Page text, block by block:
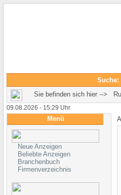
Suche:
Sie befinden sich hier -->
09.08.2026 - 15:29 Uhr
Menü
Neue Anzeigen
Beliebte Anzeigen
Branchenbuch
Firmenverzeichnis